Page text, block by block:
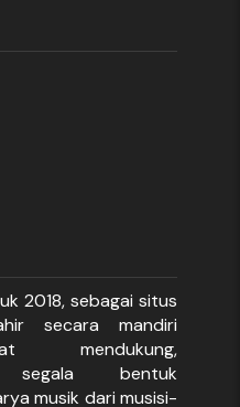
2018, sebagai situs
secara mandiri
mendukung,
segala bentuk
musik dari musisi-